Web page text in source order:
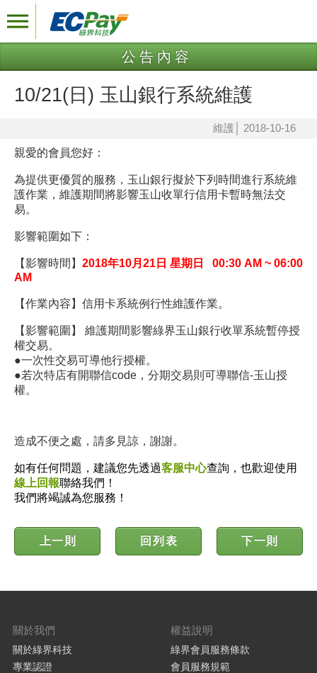
公告內容
10/21(日) 玉山銀行系統維護
維護 2018-10-16
親愛的會員您好：
為提供更優質的服務，玉山銀行擬於下列時間進行系統維
護作業，維護期間將影響玉山收單行信用卡暫時無法交
易。
影響範圍如下：
【影響時間】 2018年10月21日 星期日 00:30 AM ~ 06:00
AM
【作業內容】 信用卡系統例行性維護作業。
【影響範圍】 維護期間影響綠界玉山銀行收單系統暫停授
權交易。
●一次性交易可導他行授權。
●若次特店有開聯信code，分期交易則可導聯信-玉山授
權。
造成不便之處，請多見諒，謝謝。
如有任何問題，建議您先透過客服中心查詢，也歡迎使用
線上回報聯絡我們！
我們將竭誠為您服務！
上一則 回列表 下一則
關於我們
關於綠界科技
專業認證
權益說明
綠界會員服務條款
會員服務規範